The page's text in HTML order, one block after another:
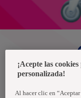
¡Acepte las
personalizada!
Al hacer clic en